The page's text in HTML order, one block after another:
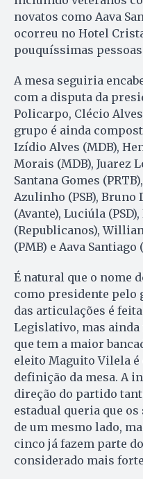
novatos como Aava
ocorreu no Hotel
pouquíssimas
A mesa seguiria
com a disputa da
Policarpo, Clécio
grupo é ainda
Izídio Alves (MDB),
Morais (MDB), Juarez
Santana Gomes
Azulinho (PSB), Bruno
(Avante), Luciúla
(Republicanos),
(PMB) e Aava Santiago
É natural que o nome
como presidente pelo
das articulações é
Legislativo, mas ainda
que tem a maior
eleito Maguito Vilela é
definição da mesa. A
direção do partido
estadual queria que
de um mesmo lado,
cinco já fazem parte
considerado mais